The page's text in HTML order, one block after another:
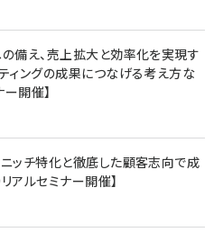
備え、売上拡大と効率化を実現す
ィングの成果につなげる考え方な
開催】
ッチ特化と徹底した顧客志向で成
アルセミナー開催】